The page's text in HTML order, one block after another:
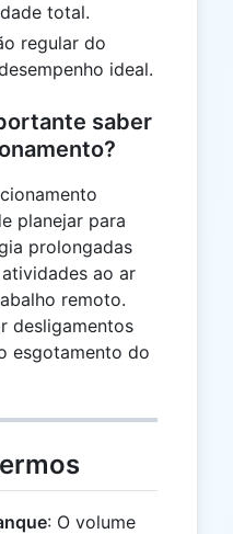
total.
regular do
ideal.
saber
planejar para
prolongadas
ao ar
remoto.
desligamentos
esgotamento do
: O volume